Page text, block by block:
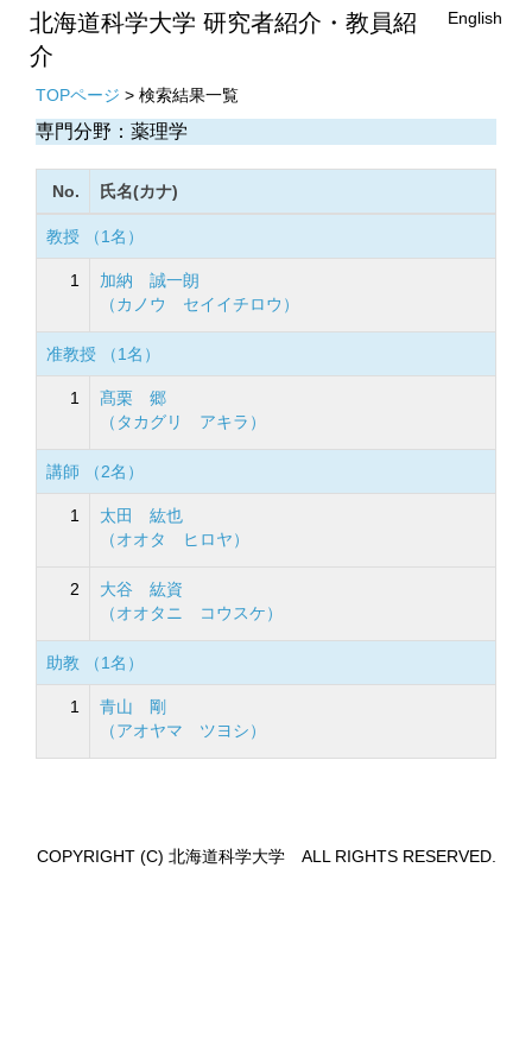
北海道科学大学 研究者紹介・教員紹
介
English
TOPページ > 検索結果一覧
専門分野：薬理学
No. 氏名(カナ)
教授 （1名）
1
加納 誠一朗
（カノウ セイイチロウ）
准教授 （1名）
1
髙栗 郷
（タカグリ アキラ）
講師 （2名）
1
太田 紘也
（オオタ ヒロヤ）
2
大谷 紘資
（オオタニ コウスケ）
助教 （1名）
1
青山 剛
（アオヤマ ツヨシ）
COPYRIGHT (C) 北海道科学大学 ALL RIGHTS RESERVED.